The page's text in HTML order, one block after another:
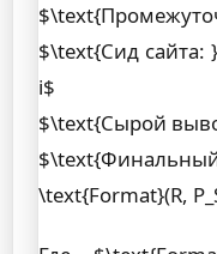
$\text{Сид
i$
$\text{Сырой
\text{Format}(R,